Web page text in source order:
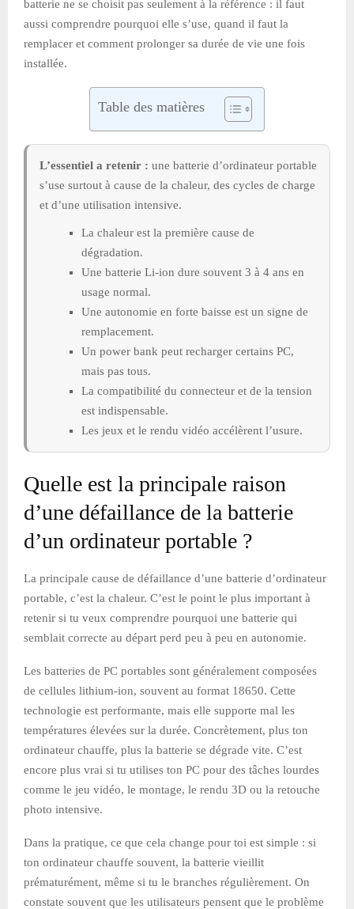
batterie ne se choisit pas seulement à la référence : il faut
aussi comprendre pourquoi elle s’use, quand il faut la
remplacer et comment prolonger sa durée de vie une fois
installée.
Table des matières
L’essentiel a retenir : une batterie d’ordinateur portable
s’use surtout à cause de la chaleur, des cycles de charge
et d’une utilisation intensive.
La chaleur est la première cause de
dégradation.
Une batterie Li-ion dure souvent 3 à 4 ans en
usage normal.
Une autonomie en forte baisse est un signe de
remplacement.
Un power bank peut recharger certains PC,
mais pas tous.
La compatibilité du connecteur et de la tension
est indispensable.
Les jeux et le rendu vidéo accélèrent l’usure.
Quelle est la principale raison
d’une défaillance de la batterie
d’un ordinateur portable ?
La principale cause de défaillance d’une batterie d’ordinateur
portable, c’est la chaleur. C’est le point le plus important à
retenir si tu veux comprendre pourquoi une batterie qui
semblait correcte au départ perd peu à peu en autonomie.
Les batteries de PC portables sont généralement composées
de cellules lithium-ion, souvent au format 18650. Cette
technologie est performante, mais elle supporte mal les
températures élevées sur la durée. Concrètement, plus ton
ordinateur chauffe, plus la batterie se dégrade vite. C’est
encore plus vrai si tu utilises ton PC pour des tâches lourdes
comme le jeu vidéo, le montage, le rendu 3D ou la retouche
photo intensive.
Dans la pratique, ce que cela change pour toi est simple : si
ton ordinateur chauffe souvent, la batterie vieillit
prématurément, même si tu le branches régulièrement. On
constate souvent que les utilisateurs pensent que le problème